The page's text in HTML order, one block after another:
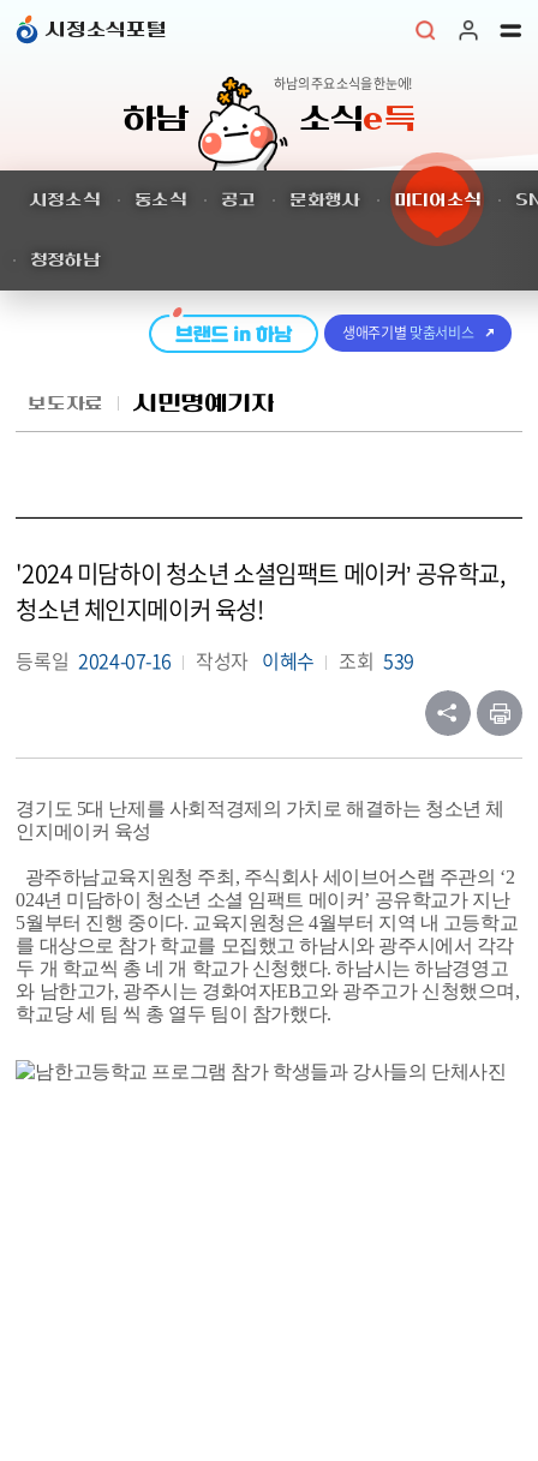
시정소식포털
하남 소식e득
하남의 주요 소식을 한눈에!
시정소식 동소식 공고 문화행사 미디어소식
청정하남
생애주기별 맞춤서비스
보도자료 시민명예기자
'2024 미담하이 청소년 소셜임팩트 메이커’ 공유학교,
청소년 체인지메이커 육성!
등록일 2024-07-16 작성자 이혜수 조회 539
경기도 5대 난제를 사회적경제의 가치로 해결하는 청소년 체
인지메이커 육성
광주하남교육지원청 주최, 주식회사 세이브어스랩 주관의 ‘2
024년 미담하이 청소년 소셜 임팩트 메이커’ 공유학교가 지난
5월부터 진행 중이다. 교육지원청은 4월부터 지역 내 고등학교
를 대상으로 참가 학교를 모집했고 하남시와 광주시에서 각각
두 개 학교씩 총 네 개 학교가 신청했다. 하남시는 하남경영고
와 남한고가, 광주시는 경화여자EB고와 광주고가 신청했으며,
학교당 세 팀 씩 총 열두 팀이 참가했다.